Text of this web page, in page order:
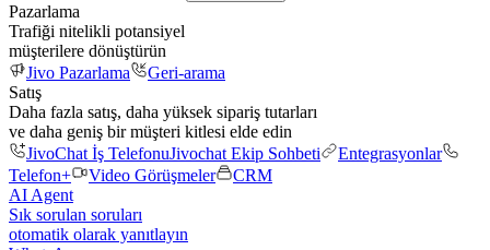
Pazarlama
Trafiği nitelikli potansiyel
müşterilere dönüştürün
Jivo Pazarlama
Geri-arama
Satış
Daha fazla satış, daha yüksek sipariş tutarları
ve daha geniş bir müşteri kitlesi elde edin
JivoChat İş TelefonuJivochat Ekip Sohbeti
Entegrasyonlar
Telefon+
Video Görüşmeler
CRM
AI Agent
Sık sorulan soruları
otomatik olarak yanıtlayın